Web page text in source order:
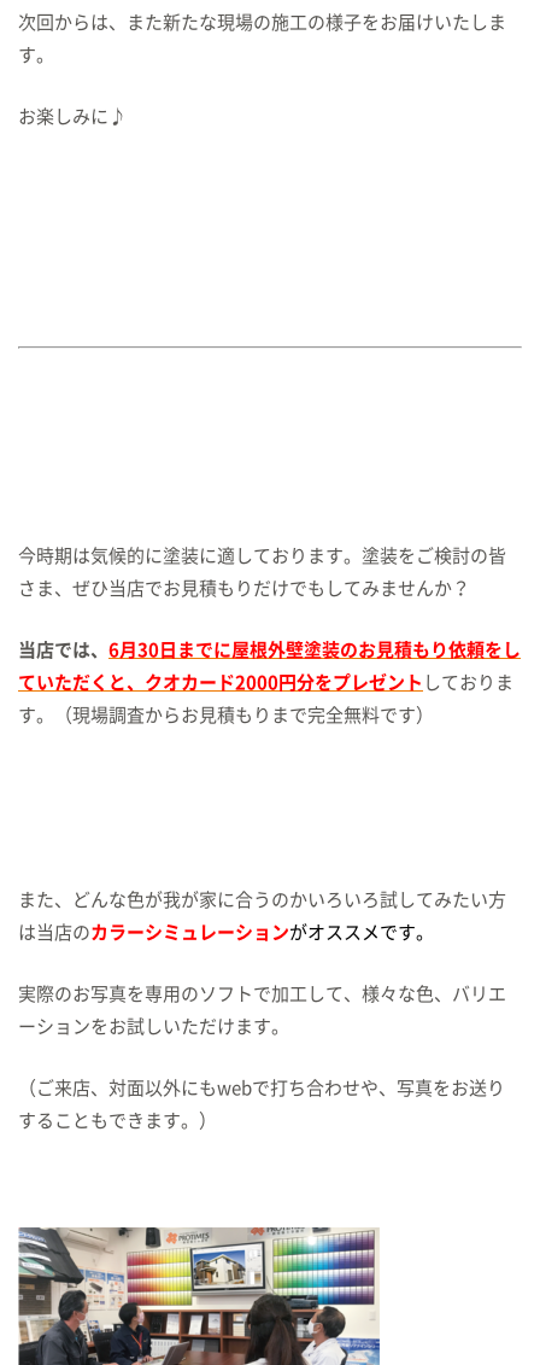
次回からは、また新たな現場の施工の様子をお届けいたしま
す。
お楽しみに♪
今時期は気候的に塗装に適しております。塗装をご検討の皆
さま、ぜひ当店でお見積もりだけでもしてみませんか？
当店では、 6月30日までに屋根外壁塗装のお見積もり依頼をし
ていただくと、クオカード2000円分をプレゼント しておりま
す。（現場調査からお見積もりまで完全無料です）
また、どんな色が我が家に合うのかいろいろ試してみたい方
は当店のカラーシミュレーションがオススメです。
実際のお写真を専用のソフトで加工して、様々な色、バリエ
ーションをお試しいただけます。
（ご来店、対面以外にもwebで打ち合わせや、写真をお送り
することもできます。）